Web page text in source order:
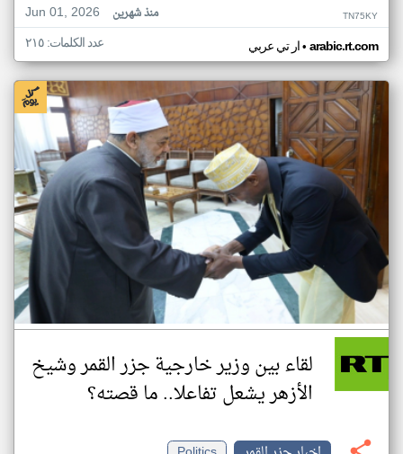
Jun 01, 2026
منذ شهرين TN75KY
ار تي عربي• arabic.rt.com عدد الكلمات: ٢١٥
لقاء بين وزير خارجية جزر القمر وشيخ
الأزهر يشعل تفاعلا.. ما قصته؟